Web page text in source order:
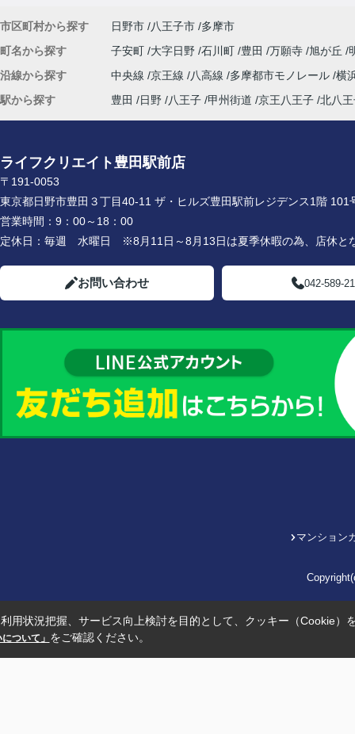
市区町村から探す 日野市 八王子市 多摩市
町名から探す
子安町 大字日野 石川町 豊田 万願寺 旭が丘
沿線から探す
中央線 京王線 八高線 多摩都市モノレール 横
駅から探す
豊田 日野 八王子 甲州街道 京王八王子 北八
ライフクリエイト豊田駅前店
〒191-0053
東京都日野市豊田３丁目40-11 ザ・ヒルズ豊田駅前レジデンス1階 101
営業時間： 9：00～18：00
定休日： 毎週 水曜日 ※8月11日～8月13日は夏季休暇の為、店休と
お問い合わせ 042-589-
マンション
用状況把握、サービス向上検討を目的として、クッキー（Cookie）
ついて」 をご確認ください。